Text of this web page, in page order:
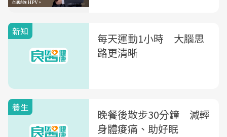
新知
每天運動1小時 大腦思
路更清晰
養生
晚餐後散步30分鐘 減輕
身體痠痛、助好眠